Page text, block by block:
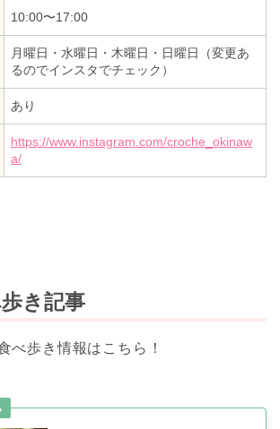
10:00〜17:00
月曜日・水曜日・木曜日・日曜日（変更あ
るのでインスタでチェック）
あり
https://www.instagram.com/croche_okinaw
a/
き記事
べ歩き情報はこちら！